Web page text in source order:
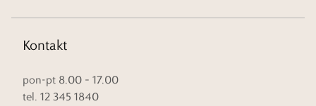
Kontakt
pon-pt 8.00 – 17.00
tel. 12 345 1840